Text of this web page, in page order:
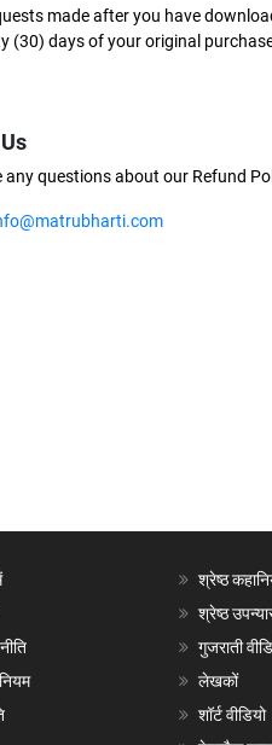
made after you have
(30) days of your original
any questions about our Refund
श्रेष्ठ
श्रेष्ठ
गुजराती
लेखकों
शॉर्ट वीडियो